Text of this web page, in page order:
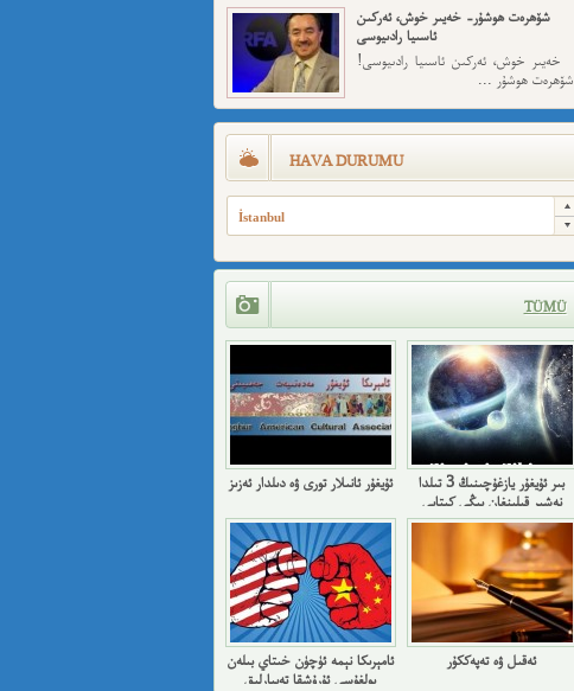
شۆھرەت ھوشۇر- خەيىر خوش، ئەركىن
ئاسىيا رادىيوسى
خەيىر خوش، ئەركىن ئاسىيا رادىيوسى!
شۆھرەت ھوشۇر ...
HAVA DURUMU
İstanbul
TÜMÜ
ئۇيغۇر ئانىلار تورى ۋە دىلدار ئەزىز
بىر ئۇيغۇر يازغۇچىنىڭ 3 تىلدا
نەشىر قىلىنغان يېڭى كىتابى
ئامېرىكا نېمە ئۈچۈن خىتاي بىلەن
بولغۇسى ئۇرۇشقا تەييارلىق
ئەقىل ۋە تەپەككۇر